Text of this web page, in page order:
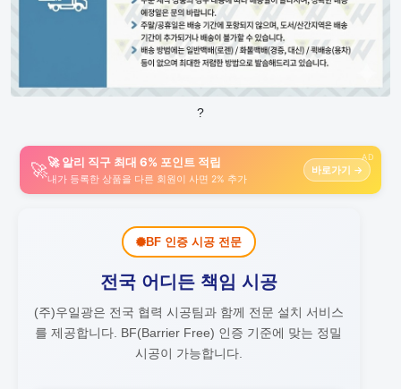
?
AD
🚀🚀 알리 직구 최대 6% 포인트 적립
내가 등록한 상품을 다른 회원이 사면 2% 추가
바로가기 →
BF 인증 시공 전문
전국 어디든 책임 시공
(주)우일광은 전국 협력 시공팀과 함께 전문 설치 서비스
를 제공합니다.
BF(Barrier Free) 인증 기준에 맞는 정밀
시공이 가능합니다.